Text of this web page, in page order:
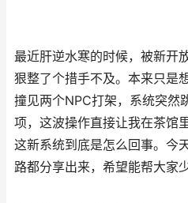
最近肝逆水寒的时候，被新开
狠整了个措手不及。本来只是
撞见两个NPC打架，系统突然
项，这波操作直接让我在茶馆
这新系统到底是怎么回事。今
路都分享出来，希望能帮大家